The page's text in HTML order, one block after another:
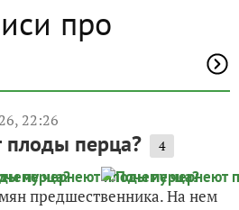
про
22:26
перца? 4
предшественника. На нем